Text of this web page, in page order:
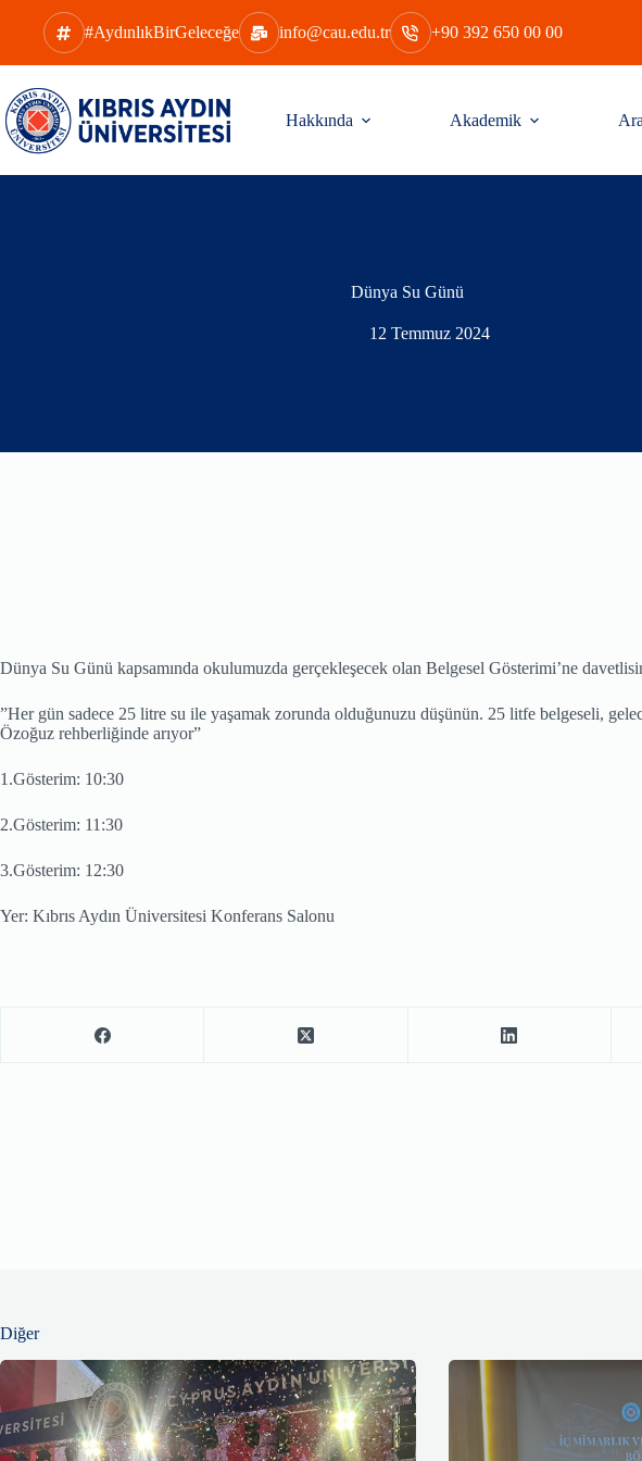
content
#AydınlıkBirGeleceğe info@cau.edu.tr +90 392 650 00 00
Hakkında Akademik
Dünya Su Günü
12 Temmuz 2024
Dünya Su Günü kapsamında okulumuzda gerçekleşecek olan Belgesel Gösterimi’ne
”Her gün sadece 25 litre su ile yaşamak zorunda olduğunuzu düşünün. 25 litfe belgeseli,
Özoğuz rehberliğinde arıyor”
1.Gösterim: 10:30
2.Gösterim: 11:30
3.Gösterim: 12:30
Yer: Kıbrıs Aydın Üniversitesi Konferans Salonu
Diğer